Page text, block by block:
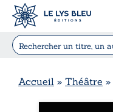
Accueil » Théâtre »